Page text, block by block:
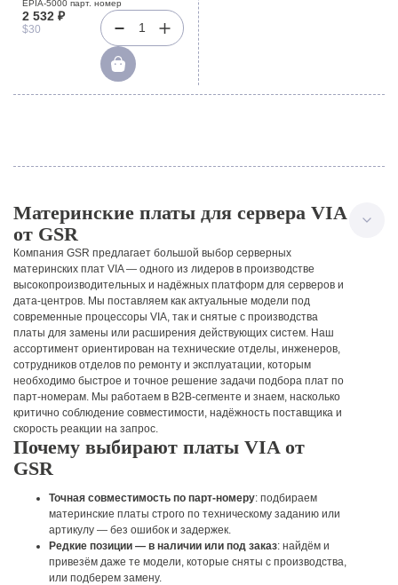
ITX(EPIA-5000)
EPIA-5000 парт. номер
2 532 ₽
$30 1
Материнские платы для сервера VIA
от GSR
Компания GSR предлагает большой выбор серверных
материнских плат VIA — одного из лидеров в производстве
высокопроизводительных и надёжных платформ для серверов и
дата-центров. Мы поставляем как актуальные модели под
современные процессоры VIA, так и снятые с производства
платы для замены или расширения действующих систем. Наш
ассортимент ориентирован на технические отделы, инженеров,
сотрудников отделов по ремонту и эксплуатации, которым
необходимо быстрое и точное решение задачи подбора плат по
парт-номерам. Мы работаем в B2B-сегменте и знаем, насколько
критично соблюдение совместимости, надёжность поставщика и
скорость реакции на запрос.
Почему выбирают платы VIA от
GSR
Точная совместимость по парт-номеру: подбираем
материнские платы строго по техническому заданию или
артикулу — без ошибок и задержек.
Редкие позиции — в наличии или под заказ: найдём и
привезём даже те модели, которые сняты с производства,
или подберем замену.